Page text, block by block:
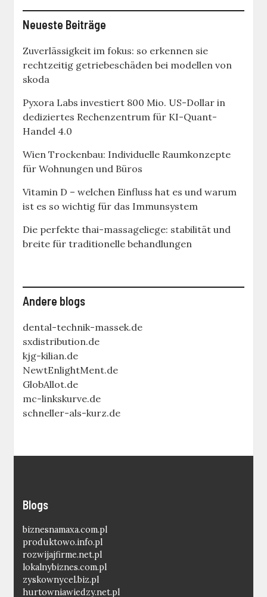
Neueste Beiträge
Zuverlässigkeit im fokus: so erkennen sie
rechtzeitig getriebeschäden bei modellen von
skoda
Pyxora Labs investiert 800 Mio. US-Dollar in
dediziertes Rechenzentrum für KI-Quant-
Handel 4.0
Wien Trockenbau: Individuelle Raumkonzepte
für Wohnungen und Büros
Vitamin D – welchen Einfluss hat es und warum
ist es so wichtig für das Immunsystem
Die perfekte thai-massageliege: stabilität und
breite für traditionelle behandlungen
Andere blogs
dental-technik-massek.de
sxdistribution.de
kjg-kilian.de
NewtEnlightMent.de
GlobAllot.de
mc-linkskurve.de
schneller-als-kurz.de
Blogs
biznesnamaxa.com.pl
produktowo.info.pl
rozwijajfirme.net.pl
lokalnybiznes.com.pl
zyskownycel.biz.pl
hurtowniawiedzy.net.pl